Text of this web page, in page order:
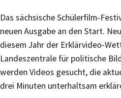
Das sächsische Schülerfilm-
neuen Ausgabe an den Start.
diesem Jahr der Erklärvideo-
Landeszentrale für politische
werden Videos gesucht, die
drei Minuten unterhaltsam